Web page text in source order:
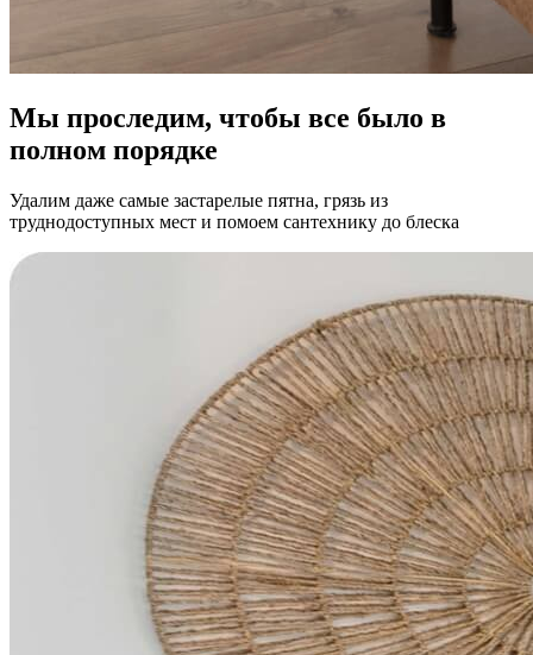
Мы проследим, чтобы все было в
полном порядке
Удалим даже самые застарелые пятна, грязь из
труднодоступных мест и помоем сантехнику до блеска